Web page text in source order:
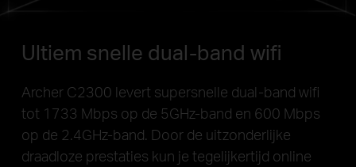
Ultiem snelle dual-band wifi
Archer C2300 levert supersnelle dual-band wifi
tot 1733 Mbps op de 5GHz-band en 600 Mbps
op de 2.4GHz-band. Door de uitzonderlijke
draadloze prestaties kun je tegelijkertijd online